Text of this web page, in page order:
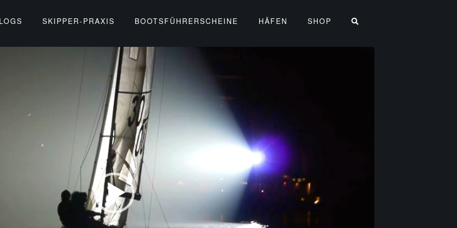
SKIPPER-PRAXIS BOOTSFÜHRERSCHEINE HÄFEN SHOP